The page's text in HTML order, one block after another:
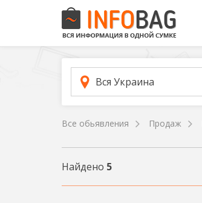
Вся Украина
Все обьявления Продаж
Найдено 5